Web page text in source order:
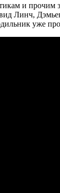
и прочим
Линч,
уже